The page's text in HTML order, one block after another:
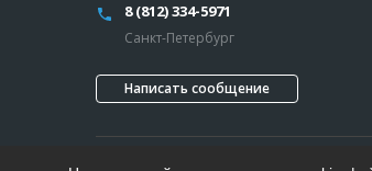
8 (812) 334-5971
Санкт-Петербург
Написать сообщение